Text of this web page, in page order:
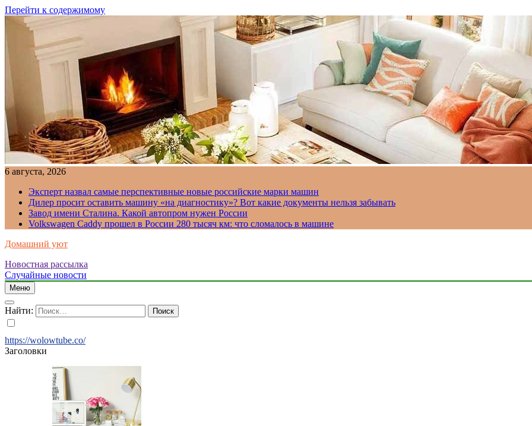
Перейти к содержимому
6 августа, 2026
Эксперт назвал самые перспективные новые российские марки машин
Дилер просит оставить машину «на диагностику»? Вот какие документы нельзя забывать
Завод имени Сталина. Какой автопром нужен России
Volkswagen Caddy прошел в России 280 тысяч км: что сломалось в машине
Домашний уют
Новостная рассылка
Случайные новости
Меню
Найти:
https://wolowtube.co/
Заголовки